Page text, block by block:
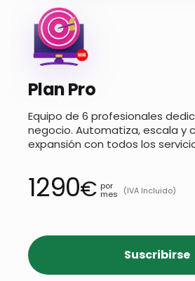
Plan Pro
Equipo de 6 profesionales
negocio. Automatiza, escala y
expansión con todos los
1290€ por
mes (IVA Incluido)
Suscribirse